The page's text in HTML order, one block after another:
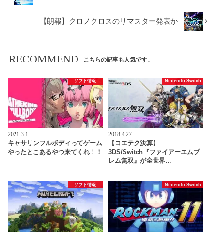
【朗報】クロノクロスのリマスター発表か
RECOMMEND こちらの記事も人気です。
ソフト情報
2021.3.1
キャサリンフルボディってゲーム
やったとこあるやつ来てくれ！！
Nintendo Switch
2018.4.27
【コエテク決算】
3DS/Switch『ファイアーエムブ
レム無双』が全世界…
ソフト情報 Nintendo Switch